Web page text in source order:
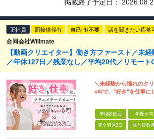
掲載終了予定日：
正社員 面接情報有 自己PR不要 話を聞きたい応募
合同会社Willmate
【動画クリエイター】働き方ファースト／未
／年休127日／残業なし／平均20代／リモート
＼未経験から憧れのク
×AIで、"好き"を仕事に
未経験歓迎 学歴不問
完全週休2日 賞与複数月